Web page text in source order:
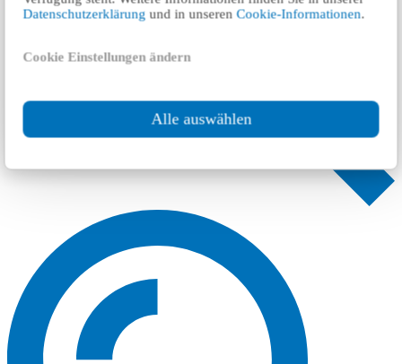
Datenschutzerklärung und in unserenCookie-Informationen.
Cookie Einstellungen ändern
Alle auswählen